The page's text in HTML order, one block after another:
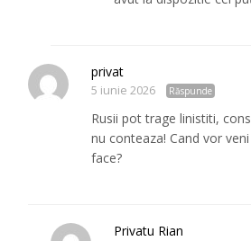
privat
5 iunie 2026 Răspunde
Rusii pot trage linistiti,
nu conteaza! Cand vor
face?
Privatu Rian